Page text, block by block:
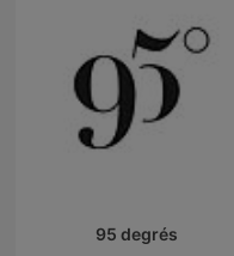
95 degrés